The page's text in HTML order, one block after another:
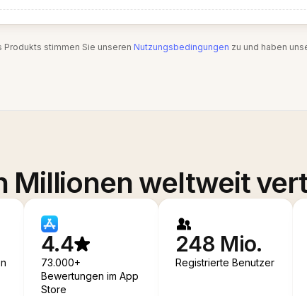
Produkts stimmen Sie unseren Nutzungsbedingungen zu und haben
Millionen weltweit
4.4
73.000+
Bewertungen im App
Store
248 Mio.
Registrierte Benutzer